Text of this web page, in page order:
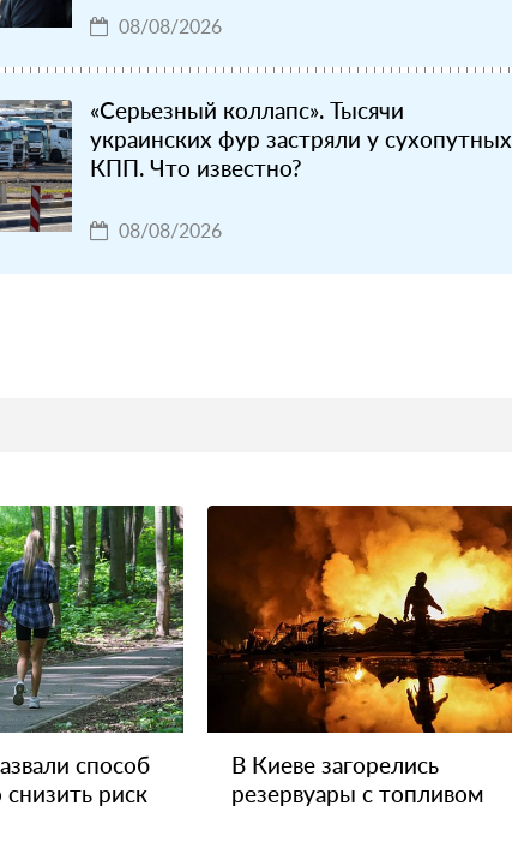
08/08/2026
«Серьезный коллапс». Тысячи
украинских фур застряли у сухопутных
КПП. Что известно?
08/08/2026
способ
риск
В Киеве загорелись
резервуары с топливом